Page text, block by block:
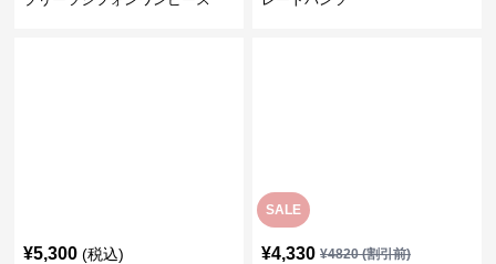
¥5,300 (税込)
SALE
¥4,330 ¥4820(割引前)